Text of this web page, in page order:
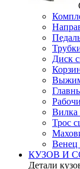
Диск
Вилка
Трос
Венец
КУЗОВ И
Детали